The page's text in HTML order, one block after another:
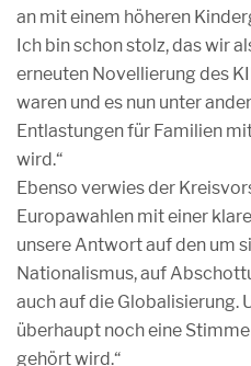
an mit einem höheren
Ich bin schon stolz, das wir
erneuten Novellierung des
waren und es nun unter
Entlastungen für Familien
wird.“
Ebenso verwies der
Europawahlen mit einer
unsere Antwort auf den um
Nationalismus, auf
auch auf die Globalisierung.
überhaupt noch eine
gehört wird.“